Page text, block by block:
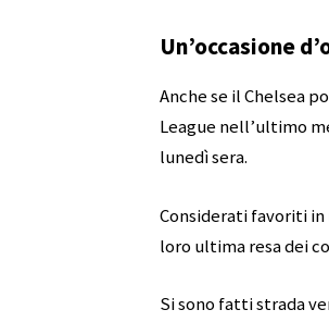
Un’occasione
Anche se il Chelsea
League nell’ultimo
lunedì sera.
Considerati favoriti
loro ultima resa dei
Si sono fatti strada